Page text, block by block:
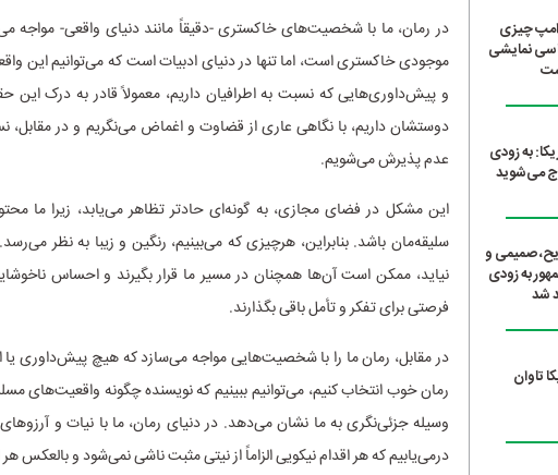
چیزی
نمایشی
به زودی
می‌شوید
صمیمی و
به زودی
شد
تاوان
در رمان، ما با شخصیت‌های خاکستری -دقیقاً مانند دنیای واقعی- مواجه
موجودی خاکستری است، اما تنها در دنیای ادبیات است که می‌توانیم این
و پیش‌داوری‌هایی که نسبت به اطرافیان داریم، معمولاً قادر به درک این
دوستشان داریم، با نگاهی عاری از قضاوت و اغماض می‌نگریم و در مقابل،
عدم پذیرش می‌شویم.
این مشکل در فضای مجازی، به گونه‌ای حادتر تظاهر می‌یابد، زیرا ما
سلیقه‌مان باشد. بنابراین، هرچیزی که می‌بینیم، رنگین و زیبا به نظر
نیاید، ممکن است آن‌ها همچنان در مسیر ما قرار بگیرند و احساس
فرصتی برای تفکر و تأمل باقی بگذارند.
در مقابل، رمان ما را با شخصیت‌هایی مواجه می‌سازد که هیچ پیش‌داوری یا
رمان خوب انتخاب کنیم، می‌توانیم ببینیم که نویسنده چگونه واقعیت‌های
وسیله جزئی‌نگری به ما نشان می‌دهد. در دنیای رمان، ما با نیات و
درمی‌یابیم که هر اقدام نیکویی الزاماً از نیتی مثبت ناشی نمی‌شود و بالعکس